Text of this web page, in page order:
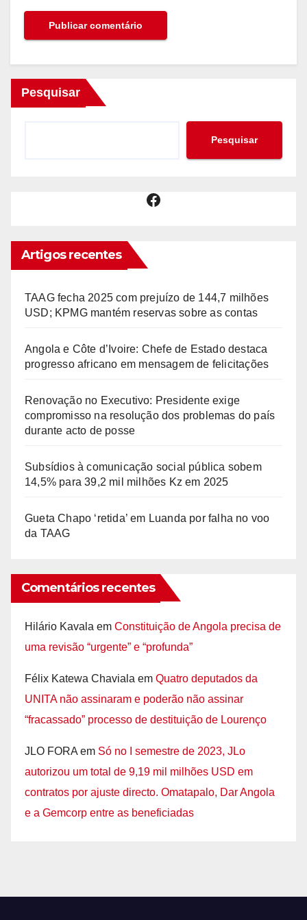
Pesquisar
Pesquisar
Facebook
Artigos recentes
TAAG fecha 2025 com prejuízo de 144,7 milhões
USD; KPMG mantém reservas sobre as contas
Angola e Côte d’Ivoire: Chefe de Estado destaca
progresso africano em mensagem de felicitações
Renovação no Executivo: Presidente exige
compromisso na resolução dos problemas do país
durante acto de posse
Subsídios à comunicação social pública sobem
14,5% para 39,2 mil milhões Kz em 2025
Gueta Chapo ‘retida’ em Luanda por falha no voo
da TAAG
Comentários recentes
Hilário Kavala em Constituição de Angola precisa de
uma revisão “urgente” e “profunda”
Félix Katewa Chaviala em Quatro deputados da
UNITA não assinaram e poderão não assinar
“fracassado” processo de destituição de Lourenço
JLO FORA em Só no I semestre de 2023, JLo
autorizou um total de 9,19 mil milhões USD em
contratos por ajuste directo. Omatapalo, Dar Angola
e a Gemcorp entre as beneficiadas